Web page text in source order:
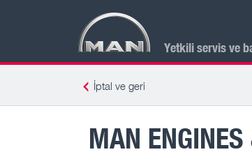
Yetkili servis ve
İptal ve geri
MAN